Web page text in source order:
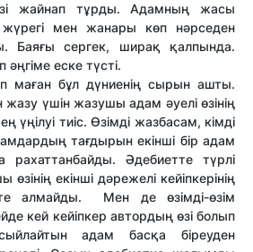
жайнап тұрды. Адамның жасы
мен жанары көп нәр­седен
Баяғы сергек, ширақ қалпында.
әңгіме еске түсті.
маған бұл дүниенің сырын ашты.
жазу үшін жазушы адам әуелі өзінің
үңілуі тиіс. Өзімді жазбасам, кімді
тағдырын екінші бір адам
Әдебиетте түрлі
екінші дәрежелі кейіпкерінің
алмайды. Мен де өзімді-өзім
кей кейіпкер автордың өзі болып
адам басқа біреуден